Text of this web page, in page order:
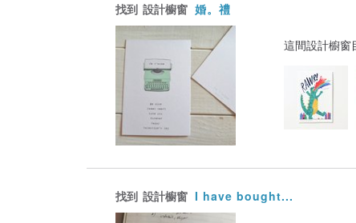
找到 設計櫥窗 婚。禮
這間設計櫥窗
找到 設計櫥窗 I have bought...